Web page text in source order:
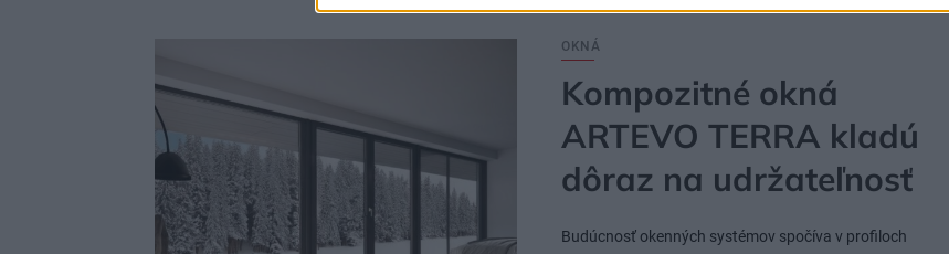
OKNÁ
Kompozitné okná
ARTEVO TERRA kladú
dôraz na udržateľnosť
Budúcnosť okenných systémov spočíva v profiloch